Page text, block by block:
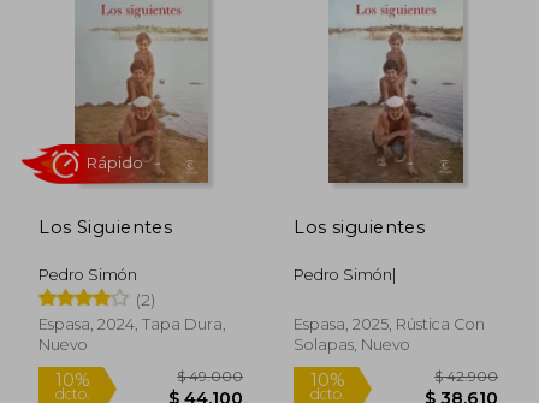
Los Siguientes
Pedro Simón
(2)
Espasa, 2024, Tapa Dura,
Nuevo
Rápido
Los siguientes
Pedro Simón|
Espasa, 2025, Rústica Con
Solapas, Nuevo